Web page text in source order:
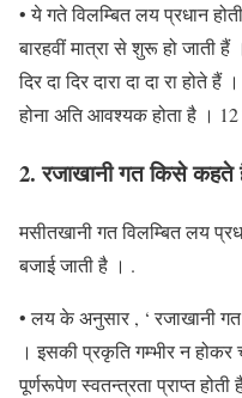
• ये गते विलम्बित लय प्रधान
बारहवीं मात्रा से शुरू हो जाती हैं
दिर दा दिर दारा दा दा रा
होना अति आवश्यक होता है । 12
2. रजाखानी गतकिसे कहते
मसीतखानी गत विलम्बित लय
बजाई जाती है । .
• लय के अनुसार , ‘ रजाखानी गत
। इसकी प्रकृति गम्भीर न
पूर्णरूपेण स्वतन्त्रता प्राप्त